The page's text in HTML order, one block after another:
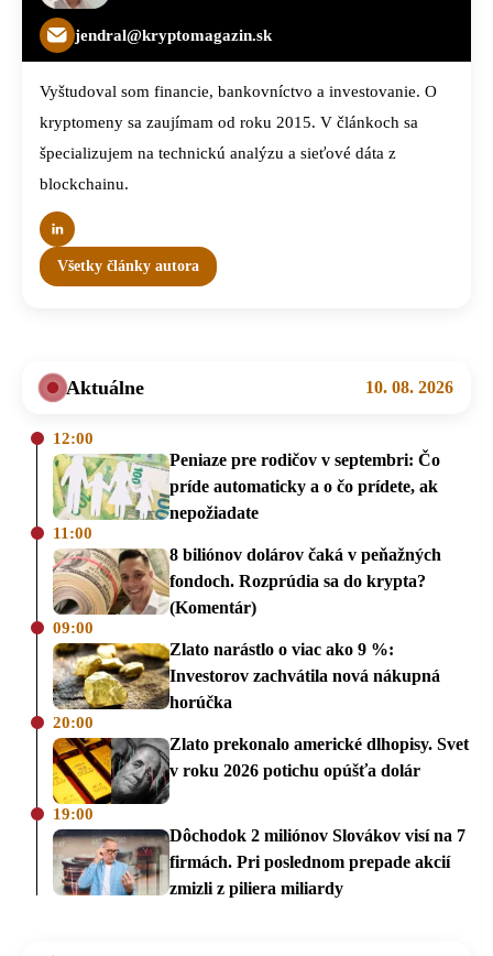
jendral@kryptomagazin.sk
Vyštudoval som financie, bankovníctvo a investovanie. O
kryptomeny sa zaujímam od roku 2015. V článkoch sa
špecializujem na technickú analýzu a sieťové dáta z
blockchainu.
Všetky články autora
Aktuálne 10. 08. 2026
12:00
Peniaze pre rodičov v septembri: Čo
príde automaticky a o čo prídete, ak
nepožiadate
11:00
8 biliónov dolárov čaká v peňažných
fondoch. Rozprúdia sa do krypta?
(Komentár)
09:00
Zlato narástlo o viac ako 9 %:
Investorov zachvátila nová nákupná
horúčka
20:00
Zlato prekonalo americké dlhopisy. Svet
v roku 2026 potichu opúšťa dolár
19:00
Dôchodok 2 miliónov Slovákov visí na 7
firmách. Pri poslednom prepade akcií
zmizli z piliera miliardy